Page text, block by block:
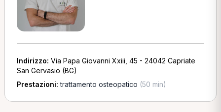
Indirizzo: Via Papa Giovanni Xxiii, 45 - 24042 Capriate
San Gervasio (BG)
Prestazioni:trattamento osteopatico (50 min)